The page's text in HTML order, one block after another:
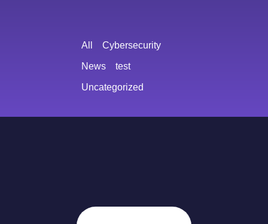
Cybersecurity
News test
Uncategorized
All